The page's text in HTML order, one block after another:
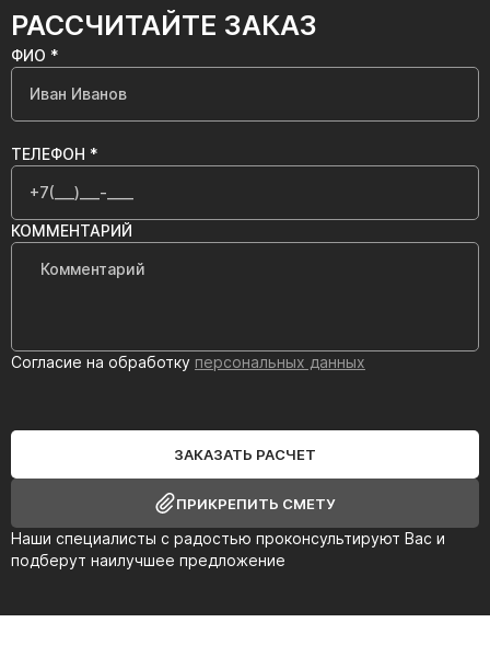
РАССЧИТАЙТЕ ЗАКАЗ
Наши специалисты с радостью проконсультируют Вас и
подберут наилучшее предложение
ФИО *
ТЕЛЕФОН *
КОММЕНТАРИЙ
Согласие на обработку персональных данных
ЗАКАЗАТЬ РАСЧЕТ
ПРИКРЕПИТЬ СМЕТУ